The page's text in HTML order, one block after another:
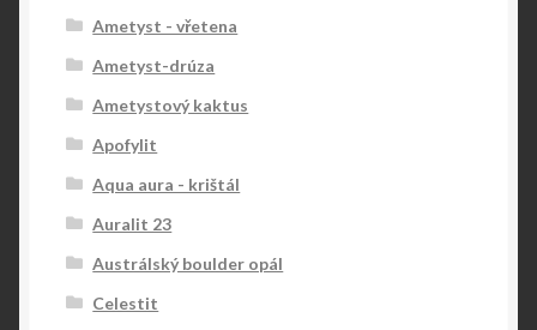
Ametyst - vřetena
Ametyst-drúza
Ametystový kaktus
Apofylit
Aqua aura - krištál
Auralit 23
Austrálský boulder opál
Celestit